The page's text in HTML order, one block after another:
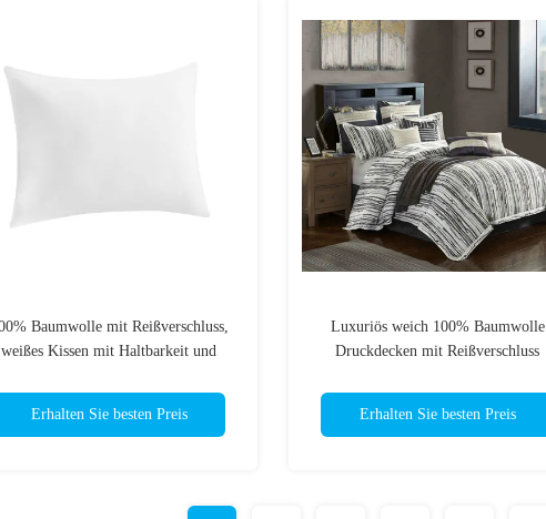
Baumwolle mit Reißverschluss,
weißes Kissen mit Haltbarkeit und
Erhalten Sie besten Preis
Luxuriös weich 100% Baumwolle
Druckdecken mit Reißverschluss
Erhalten Sie besten Preis